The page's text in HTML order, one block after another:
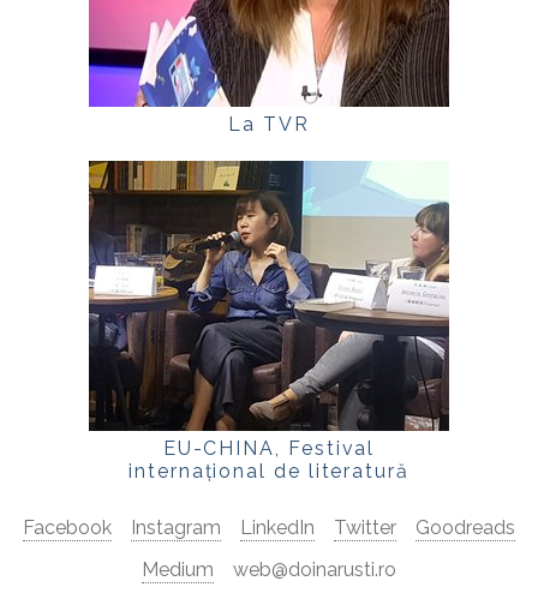
La TVR
EU-CHINA, Festival
internațional de literatură
Facebook Instagram LinkedIn Twitter
Goodreads
Medium
web@doinarusti.ro